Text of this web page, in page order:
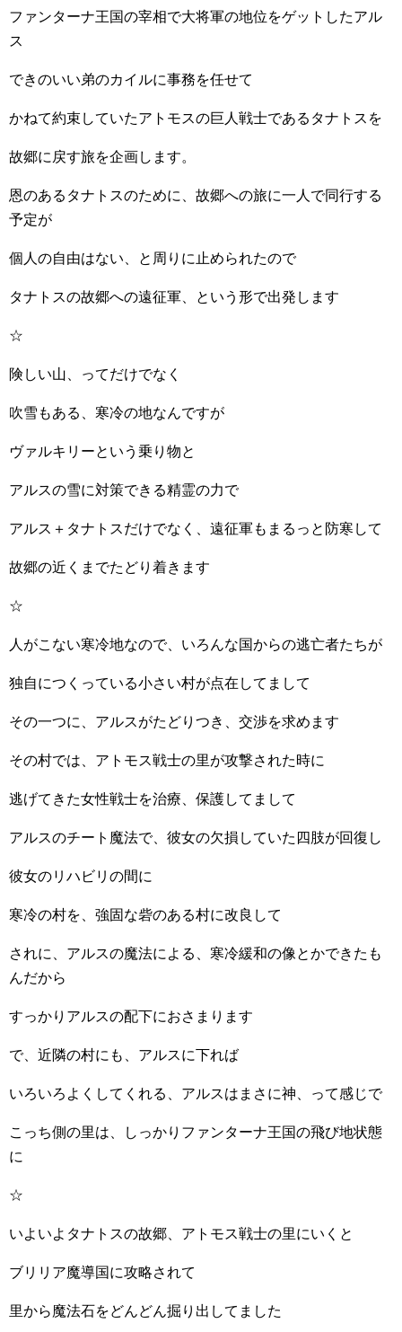
ファンターナ王国の宰相で大将軍の地位をゲットしたアル
ス
できのいい弟のカイルに事務を任せて
かねて約束していたアトモスの巨人戦士であるタナトスを
故郷に戻す旅を企画します。
恩のあるタナトスのために、故郷への旅に一人で同行する
予定が
個人の自由はない、と周りに止められたので
タナトスの故郷への遠征軍、という形で出発します
☆
険しい山、ってだけでなく
吹雪もある、寒冷の地なんですが
ヴァルキリーという乗り物と
アルスの雪に対策できる精霊の力で
アルス＋タナトスだけでなく、遠征軍もまるっと防寒して
故郷の近くまでたどり着きます
☆
人がこない寒冷地なので、いろんな国からの逃亡者たちが
独自につくっている小さい村が点在してまして
その一つに、アルスがたどりつき、交渉を求めます
その村では、アトモス戦士の里が攻撃された時に
逃げてきた女性戦士を治療、保護してまして
アルスのチート魔法で、彼女の欠損していた四肢が回復し
彼女のリハビリの間に
寒冷の村を、強固な砦のある村に改良して
されに、アルスの魔法による、寒冷緩和の像とかできたも
んだから
すっかりアルスの配下におさまります
で、近隣の村にも、アルスに下れば
いろいろよくしてくれる、アルスはまさに神、って感じで
こっち側の里は、しっかりファンターナ王国の飛び地状態
に
☆
いよいよタナトスの故郷、アトモス戦士の里にいくと
ブリリア魔導国に攻略されて
里から魔法石をどんどん掘り出してました